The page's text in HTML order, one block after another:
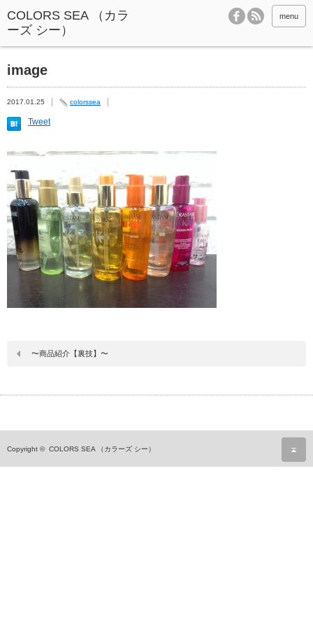
menu
image
2017.01.25 colorssea
Tweet
〜商品紹介【裏技】〜
Copyright © COLORS SEA （カラーズ シー）